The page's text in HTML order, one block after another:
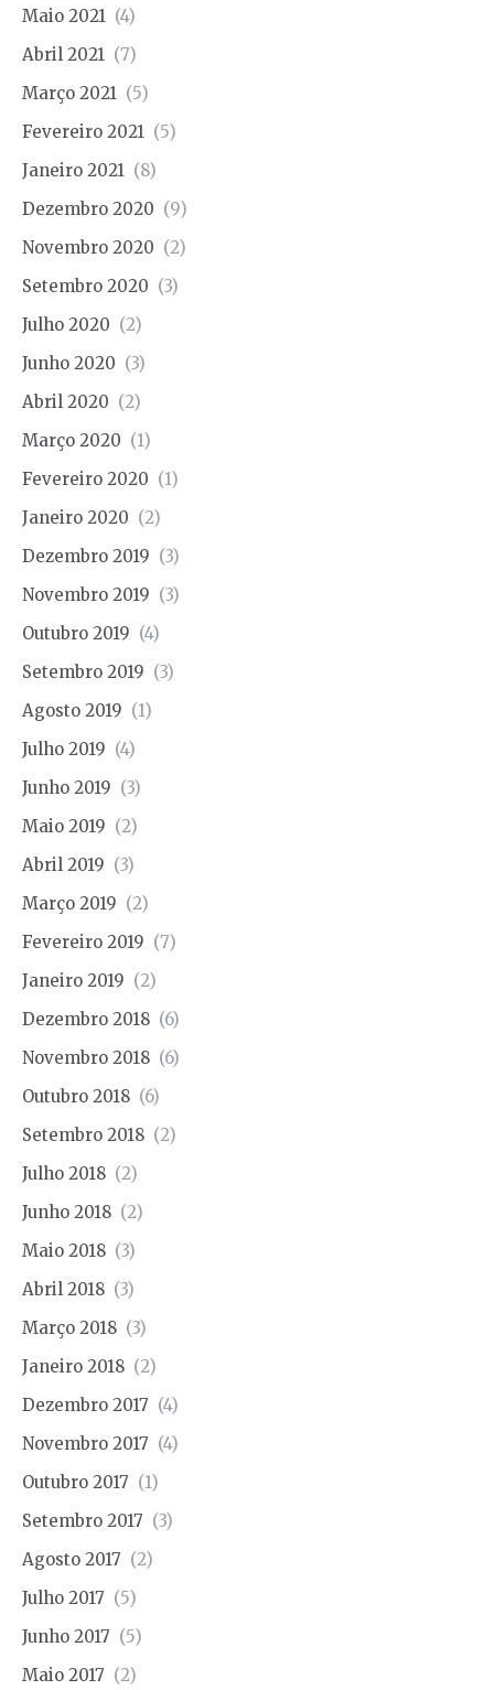
Maio 2021 (4)
Abril 2021 (7)
Março 2021 (5)
Fevereiro 2021 (5)
Janeiro 2021 (8)
Dezembro 2020 (9)
Novembro 2020 (2)
Setembro 2020 (3)
Julho 2020 (2)
Junho 2020 (3)
Abril 2020 (2)
Março 2020 (1)
Fevereiro 2020 (1)
Janeiro 2020 (2)
Dezembro 2019 (3)
Novembro 2019 (3)
Outubro 2019 (4)
Setembro 2019 (3)
Agosto 2019 (1)
Julho 2019 (4)
Junho 2019 (3)
Maio 2019 (2)
Abril 2019 (3)
Março 2019 (2)
Fevereiro 2019 (7)
Janeiro 2019 (2)
Dezembro 2018 (6)
Novembro 2018 (6)
Outubro 2018 (6)
Setembro 2018 (2)
Julho 2018 (2)
Junho 2018 (2)
Maio 2018 (3)
Abril 2018 (3)
Março 2018 (3)
Janeiro 2018 (2)
Dezembro 2017 (4)
Novembro 2017 (4)
Outubro 2017 (1)
Setembro 2017 (3)
Agosto 2017 (2)
Julho 2017 (5)
Junho 2017 (5)
Maio 2017 (2)